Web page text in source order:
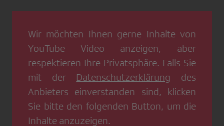
Wir möchten Ihnen gerne Inhalte von
YouTube Video anzeigen, aber
respektieren Ihre Privatsphäre. Falls Sie
mit der Datenschutzerklärung
des
Anbieters einverstanden sind, klicken
Sie bitte den folgenden Button, um die
Inhalte anzuzeigen.